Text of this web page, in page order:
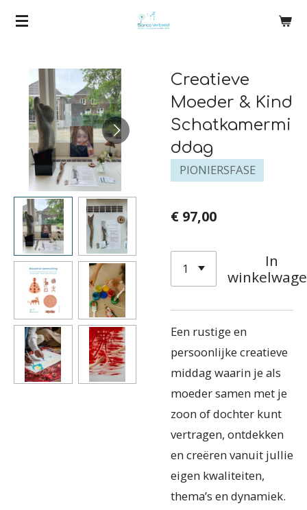
Ga
hoofdinhoud
Creatieve
Moeder & Kind
Schatkamermi
ddag
PIONIERSFASE
€ 97,00
In
Een rustige en
persoonlijke creatieve
middag waarin je als
moeder samen met je
zoon of dochter kunt
vertragen, ontdekken
en creëren vanuit jullie
eigen kwaliteiten,
thema’s en dynamiek.